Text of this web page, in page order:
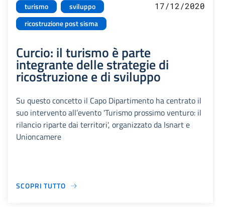
turismo
sviluppo
ricostruzione post sisma
17/12/2020
Curcio: il turismo è parte
integrante delle strategie di
ricostruzione e di sviluppo
Su questo concetto il Capo Dipartimento ha centrato il
suo intervento all’evento 'Turismo prossimo venturo: il
rilancio riparte dai territori', organizzato da Isnart e
Unioncamere
SCOPRI TUTTO